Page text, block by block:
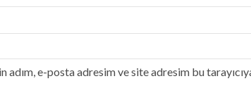
adım, e-posta adresim ve site adresim bu